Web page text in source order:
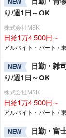
NEW
り/週1日～OK
株式会社MSK
日給1万4,500円～
アルバイト・パート /
NEW
日勤・雑
り/週1日～OK
株式会社MSK
日給1万4,500円～
アルバイト・パート /
NEW
日勤・富